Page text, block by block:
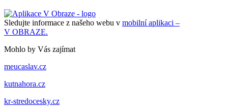
Sledujte informace z našeho webu v mobilní aplikaci –
V OBRAZE.
Mohlo by Vás zajímat
meucaslav.cz
kutnahora.cz
kr-stredocesky.cz